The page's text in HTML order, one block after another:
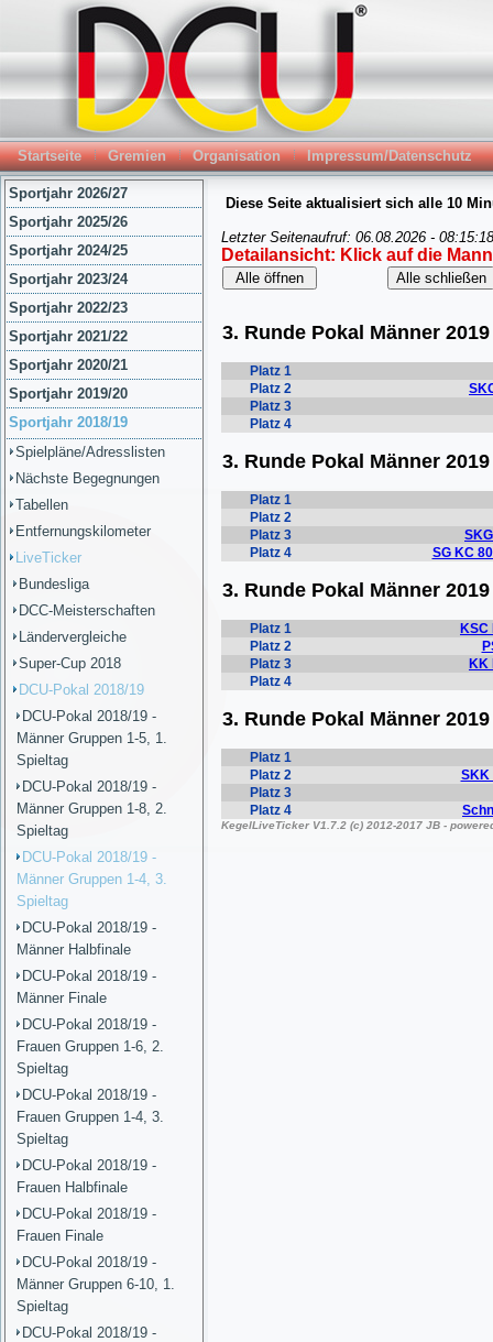
Startseite Gremien Organisation Impressum/Datenschutz
Sportjahr 2026/27
Sportjahr 2025/26
Sportjahr 2024/25
Sportjahr 2023/24
Sportjahr 2022/23
Sportjahr 2021/22
Sportjahr 2020/21
Sportjahr 2019/20
Sportjahr 2018/19
Spielpläne/Adresslisten
Nächste Begegnungen
Tabellen
Entfernungskilometer
LiveTicker
Bundesliga
DCC-Meisterschaften
Ländervergleiche
Super-Cup 2018
DCU-Pokal 2018/19
DCU-Pokal 2018/19 -
Männer Gruppen 1-5, 1.
Spieltag
DCU-Pokal 2018/19 -
Männer Gruppen 1-8, 2.
Spieltag
DCU-Pokal 2018/19 -
Männer Gruppen 1-4, 3.
Spieltag
DCU-Pokal 2018/19 -
Männer Halbfinale
DCU-Pokal 2018/19 -
Männer Finale
DCU-Pokal 2018/19 -
Frauen Gruppen 1-6, 2.
Spieltag
DCU-Pokal 2018/19 -
Frauen Gruppen 1-4, 3.
Spieltag
DCU-Pokal 2018/19 -
Frauen Halbfinale
DCU-Pokal 2018/19 -
Frauen Finale
DCU-Pokal 2018/19 -
Männer Gruppen 6-10, 1.
Spieltag
DCU-Pokal 2018/19 -